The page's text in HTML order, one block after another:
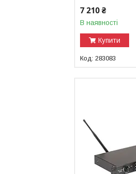
7 210 ₴
В наявності
Купити
283083